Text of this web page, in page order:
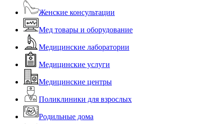
Женские консультации
Мед товары и оборудование
Медицинские лаборатории
Медицинские услуги
Медицинские центры
Поликлиники для взрослых
Родильные дома